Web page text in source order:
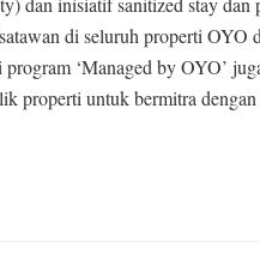
di seluruh properti OYO
‘Managed by OYO’
properti untuk bermitra